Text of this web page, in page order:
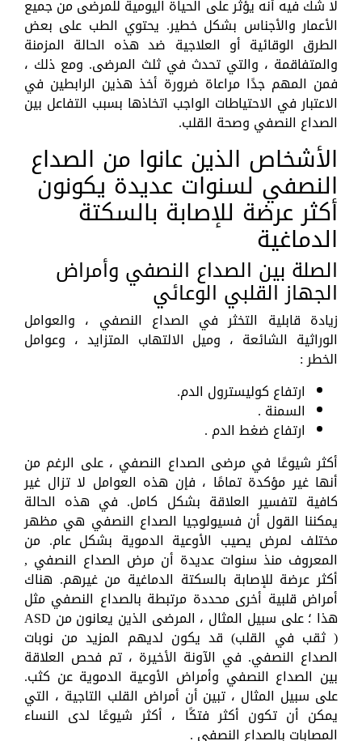
لا شك فيه أنه يؤثر على الحياة اليومية للمرضى من جميع
الأعمار والأجناس بشكل خطير. يحتوي الطب على بعض
الطرق الوقائية أو العلاجية ضد هذه الحالة المزمنة
والمتفاقمة ، والتي تحدث في ثلث المرضى. ومع ذلك ،
فمن المهم جدًا مراعاة ضرورة أخذ هذين الرابطين في
الاعتبار في الاحتياطات الواجب اتخاذها بسبب التفاعل بين
الصداع النصفي وصحة القلب.
الأشخاص الذين عانوا من الصداع
النصفي لسنوات عديدة يكونون
أكثر عرضة للإصابة بالسكتة
الدماغية
الصلة بين الصداع النصفي وأمراض
الجهاز القلبي الوعائي
زيادة قابلية التخثر في الصداع النصفي ، والعوامل
الوراثية الشائعة ، وميل الالتهاب المتزايد ، وعوامل
الخطر :
ارتفاع كوليسترول الدم.
السمنة .
ارتفاع ضغط الدم .
أكثر شيوعًا في مرضى الصداع النصفي ، على الرغم من
أنها غير مؤكدة تمامًا ، فإن هذه العوامل لا تزال غير
كافية لتفسير العلاقة بشكل كامل. في هذه الحالة
يمكننا القول أن فسيولوجيا الصداع النصفي هي مظهر
مختلف لمرض يصيب الأوعية الدموية بشكل عام. من
المعروف منذ سنوات عديدة أن مرض الصداع النصفي ,
أكثر عرضة للإصابة بالسكتة الدماغية من غيرهم. هناك
أمراض قلبية أخرى محددة مرتبطة بالصداع النصفي مثل
هذا ؛ على سبيل المثال ، المرضى الذين يعانون من ASD
( ثقب في القلب) قد يكون لديهم المزيد من نوبات
الصداع النصفي. في الآونة الأخيرة ، تم فحص العلاقة
بين الصداع النصفي وأمراض الأوعية الدموية عن كثب.
على سبيل المثال ، تبين أن أمراض القلب التاجية ، التي
يمكن أن تكون أكثر فتكًا ، أكثر شيوعًا لدى النساء
المصابات بالصداع النصفي .